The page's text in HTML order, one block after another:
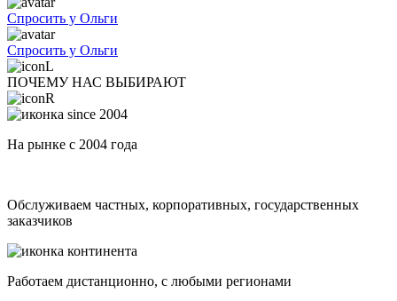
Спросить у Ольги
Спросить у Ольги
ПОЧЕМУ НАС ВЫБИРАЮТ
На рынке с 2004 года
Обслуживаем частных, корпоративных, государственных
заказчиков
Работаем дистанционно, с любыми регионами